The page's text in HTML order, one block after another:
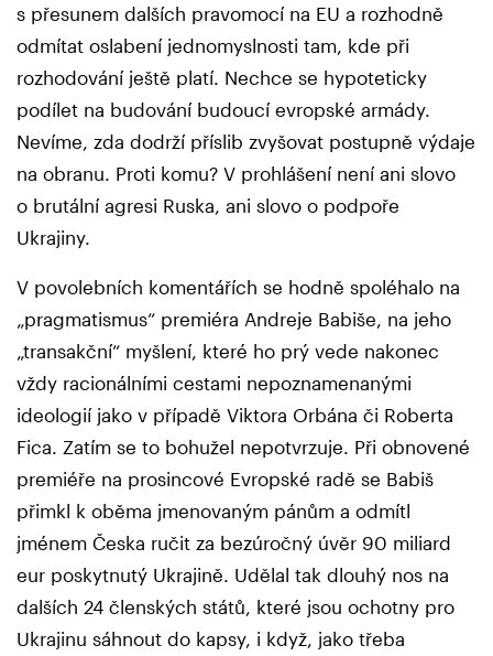
s přesunem dalších pravomocí na EU a rozhodně
odmítat oslabení jednomyslnosti tam, kde při
rozhodování ještě platí. Nechce se hypoteticky
podílet na budování budoucí evropské armády.
Nevíme, zda dodrží příslib zvyšovat postupně výdaje
na obranu. Proti komu? V prohlášení není ani slovo
o brutální agresi Ruska, ani slovo o podpoře
Ukrajiny.
V povolebních komentářích se hodně spoléhalo na
„pragmatismus“ premiéra Andreje Babiše, na jeho
„transakční“ myšlení, které ho prý vede nakonec
vždy racionálními cestami nepoznamenanými
ideologií jako v případě Viktora Orbána či Roberta
Fica. Zatím se to bohužel nepotvrzuje. Při obnovené
premiéře na prosincové Evropské radě se Babiš
přimkl k oběma jmenovaným pánům a odmítl
jménem Česka ručit za bezúročný úvěr 90 miliard
eur poskytnutý Ukrajině. Udělal tak dlouhý nos na
dalších 24 členských států, které jsou ochotny pro
Ukrajinu sáhnout do kapsy, i když, jako třeba